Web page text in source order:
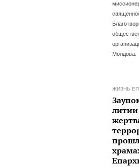
Молдова.
ЖИЗНЬ